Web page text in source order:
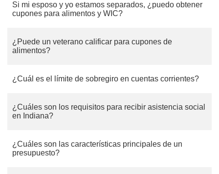
Si mi esposo y yo estamos separados, ¿puedo obtener
cupones para alimentos y WIC?
¿Puede un veterano calificar para cupones de
alimentos?
¿Cuál es el límite de sobregiro en cuentas corrientes?
¿Cuáles son los requisitos para recibir asistencia social
en Indiana?
¿Cuáles son las características principales de un
presupuesto?